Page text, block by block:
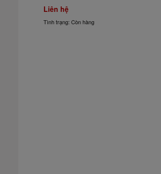
Liên hệ
Tình trạng: Còn hàng